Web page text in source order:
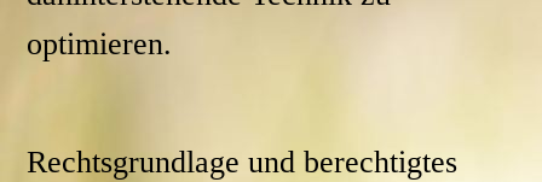
optimieren.
Rechtsgrundlage und berechtigtes